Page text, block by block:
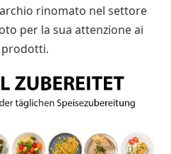
rinomato nel settore
per la sua attenzione ai
prodotti.